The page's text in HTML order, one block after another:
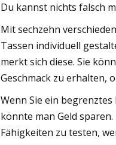
Du kannst nichts falsch
Mit sechzehn
Tassen individuell
merkt sich diese. Sie
Geschmack zu erhalten,
Wenn Sie ein
könnte man Geld
Fähigkeiten zu testen,